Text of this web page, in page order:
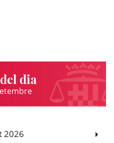
dia
2026